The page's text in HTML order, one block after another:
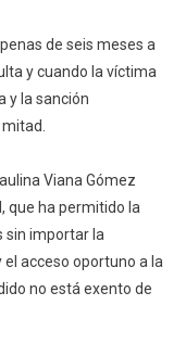
de seis meses a
y cuando la víctima
y la sanción
Viana Gómez
que ha permitido la
sin importar la
acceso oportuno a la
no está exento de